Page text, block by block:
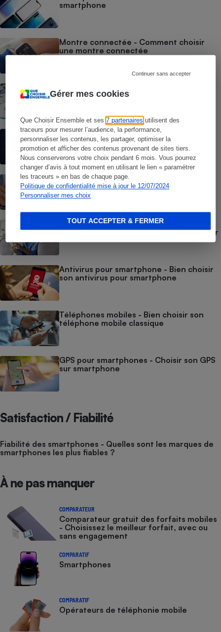
Gérer mes cookies
Que Choisir Ensemble et ses7 partenaires utilisent des
traceurs pour mesurer l’audience, la performance,
personnaliser les contenus, les partager, optimiser la
promotion et afficher des contenus provenant de sites tiers.
Nous conserverons votre choix pendant 6 mois. Vous pourrez
changer d’avis à tout moment en utilisant le lien « paramétrer
les traceurs » en bas de chaque page.
Politique de confidentialité mise à jour le 12/07/2024
Personnaliser mes choix
Continuer sans accepter
TOUT ACCEPTER & FERMER
smartphone
Montre connectée - Comment choisir
une montre connectée
conseils pour bien choisir
Smartphones pas chers - Comment
choisir un smartphone low cost
Forfait téléphonique - Les 10 questions à
se poser pour bien choisir son forfait
Téléphones mobiles pour seniors - Moins
de fonctionnalités et plus simple à utiliser
Antivirus pour smartphone - Bien choisir
son antivirus pour smartphone
Téléphones mobiles - Bien choisir son
téléphone mobile classique
GPS pour smartphones - Choisir son GPS
sur smartphone
Satisfaction / Fiabilité
Fiabilité des smartphones - Quelles sont les marques de
smartphones les plus fiables ?
À ne pas manquer
COMPARATEUR
Comparateur gratuit des forfaits mobiles
- Choisissez le meilleur forfait, avec ou
sans engagement
COMPARATIF
Smartphones
COMPARATIF
Opérateurs de téléphonie mobile